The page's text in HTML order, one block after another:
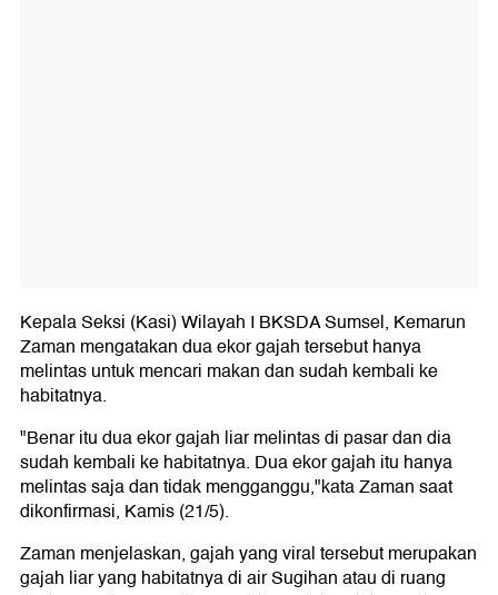
Kepala Seksi (Kasi) Wilayah I BKSDA Sumsel, Kemarun
Zaman mengatakan dua ekor gajah tersebut hanya
melintas untuk mencari makan dan sudah kembali ke
habitatnya.
"Benar itu dua ekor gajah liar melintas di pasar dan dia
sudah kembali ke habitatnya. Dua ekor gajah itu hanya
melintas saja dan tidak mengganggu,"kata Zaman saat
dikonfirmasi, Kamis (21/5).
Zaman menjelaskan, gajah yang viral tersebut merupakan
gajah liar yang habitatnya di air Sugihan atau di ruang